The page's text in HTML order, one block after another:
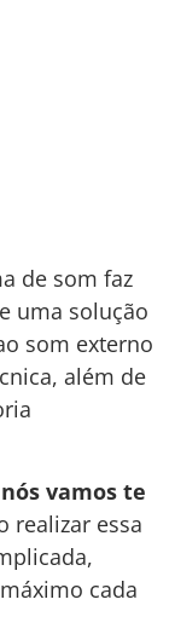
de som faz
uma solução
som externo
além de
nós vamos te
realizar essa
cada